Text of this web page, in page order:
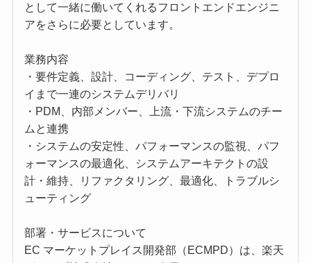
として一緒に働いてくれるフロントエンドエンジニ
アをさらに必要としています。
業務内容
・要件定義、設計、コーディング、テスト、デプロ
イまで一連のシステムデリバリ
・PDM、内部メンバー、上流・下流システムのチー
ムと連携
・システムの安定性、パフォーマンスの監視、パフ
ォーマンスの最適化、システムアーキテクトの設
計・維持、リファクタリング、最適化、トラブルシ
ューティング
部署・サービスについて
EC マーケットプレイス開発部（ECMPD）は、楽天